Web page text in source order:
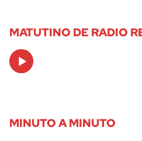
MATUTINO DE RADIO
Audio
Player
MINUTO A MINUTO